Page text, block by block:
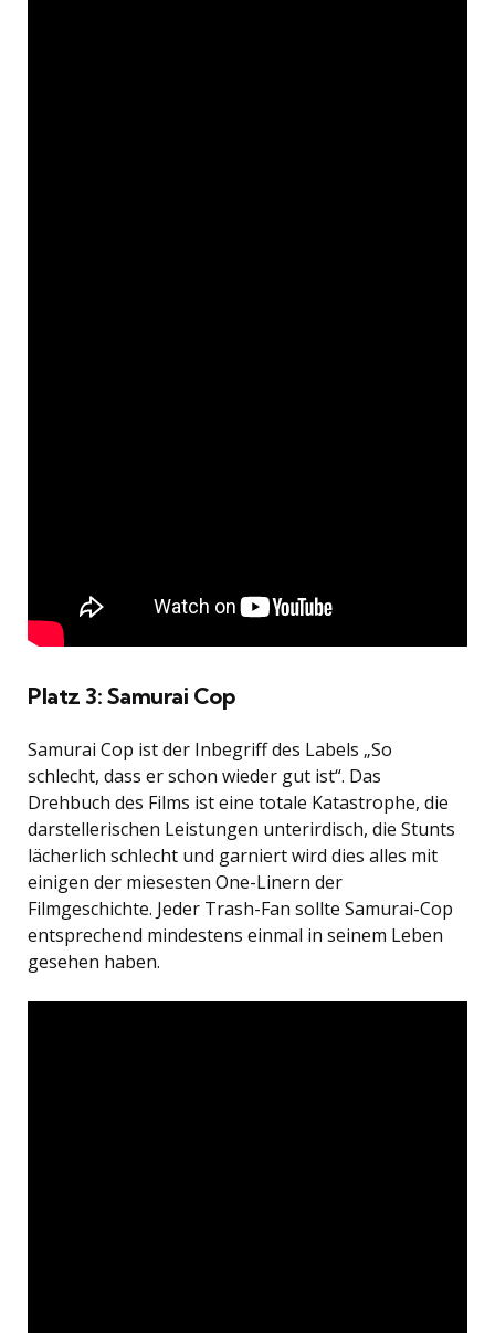
Platz 3: Samurai Cop
Samurai Cop ist der Inbegriff des Labels „So
schlecht, dass er schon wieder gut ist“. Das
Drehbuch des Films ist eine totale Katastrophe, die
darstellerischen Leistungen unterirdisch, die Stunts
lächerlich schlecht und garniert wird dies alles mit
einigen der miesesten One-Linern der
Filmgeschichte. Jeder Trash-Fan sollte Samurai-Cop
entsprechend mindestens einmal in seinem Leben
gesehen haben.